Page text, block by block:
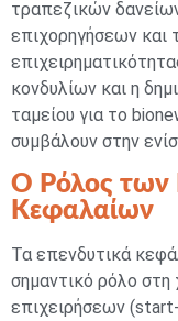
τραπεζικών
επιχορηγήσεων και
κονδυλίων και η
ταμείου για το
συμβάλουν στην
Ο Ρόλος των
Κεφαλαίων
Τα επενδυτικά
σημαντικό ρόλο
επιχειρήσεων